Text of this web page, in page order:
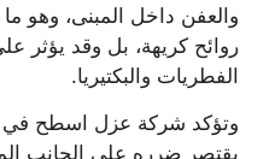
والعفن داخل المبنى، وهو
روائح كريهة، بل وقد يؤثر
الفطريات والبكتيريا.
وتؤكد شركة عزل اسطح في
يقتصر ضرره على الجانب